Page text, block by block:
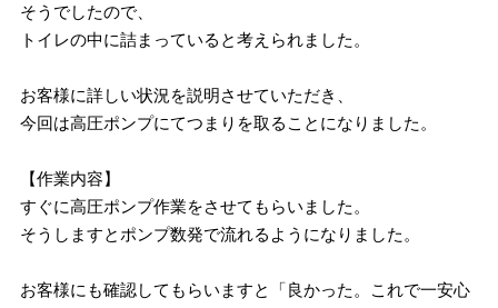
そうでしたので、
トイレの中に詰まっていると考えられました。
お客様に詳しい状況を説明させていただき、
今回は高圧ポンプにてつまりを取ることになりました。
【作業内容】
すぐに高圧ポンプ作業をさせてもらいました。
そうしますとポンプ数発で流れるようになりました。
お客様にも確認してもらいますと「良かった。これで一安心